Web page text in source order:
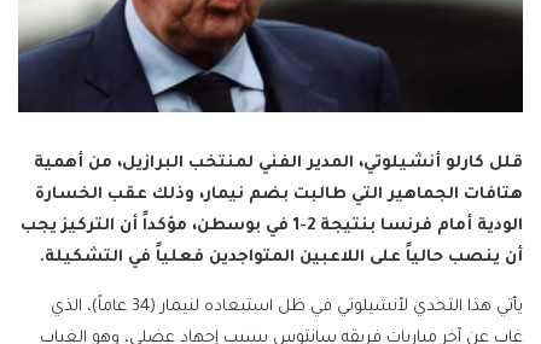
قلل كارلو أنشيلوتي، المدير الفني لمنتخب البرازيل، من أهمية
هتافات الجماهير التي طالبت بضم نيمار، وذلك عقب الخسارة
الودية أمام فرنسا بنتيجة 2-1 في بوسطن، مؤكداً أن التركيز يجب
أن ينصب حالياً على اللاعبين المتواجدين فعلياً في التشكيلة.
يأتي هذا التحدي لأنشيلوتي في ظل استبعاده لنيمار (34 عاماً)، الذي
غاب عن آخر مباريات فريقه سانتوس بسبب إجهاد عضلي، وهو الغياب